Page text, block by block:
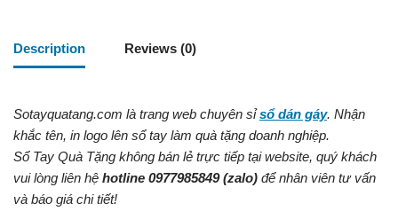
Description Reviews (0)
Sotayquatang.com là trang web chuyên sỉsổ dán gáy. Nhận
khắc tên, in logo lên sổ tay làm quà tặng doanh nghiệp.
Sổ Tay Quà Tặng không bán lẻ trực tiếp tại website, quý khách
vui lòng liên hệ hotline 0977985849 (zalo) để nhân viên tư vấn
và báo giá chi tiết!